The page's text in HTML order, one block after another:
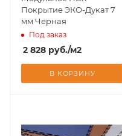
Покрытие ЭКО-Дукат 7
мм Черная
Под заказ
2 828 руб./м2
В КОРЗИНУ